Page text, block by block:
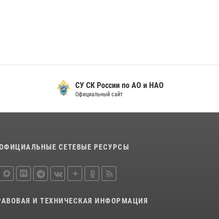
СУ СК России по АО и НАО
Официальный сайт
СЕТЕВЫЕ РЕСУРСЫ
И ТЕХНИЧЕСКАЯ ИНФОРМАЦИЯ